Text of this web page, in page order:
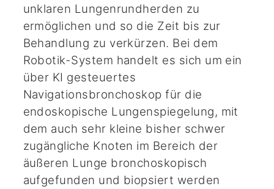
unklaren Lungenrundherden zu
ermöglichen und so die Zeit bis zur
Behandlung zu verkürzen. Bei dem
Robotik-System handelt es sich um ein
über KI gesteuertes
Navigationsbronchoskop für die
endoskopische Lungenspiegelung, mit
dem auch sehr kleine bisher schwer
zugängliche Knoten im Bereich der
äußeren Lunge bronchoskopisch
aufgefunden und biopsiert werden